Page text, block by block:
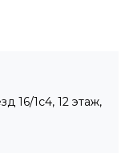
16/1с4, 12 этаж,